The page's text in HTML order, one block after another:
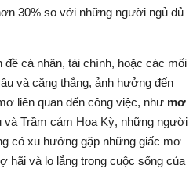
30% so với những người ngủ đủ
đề cá nhân, tài chính, hoặc các mối
và căng thẳng, ảnh hưởng đến
liên quan đến công việc, như mơ
và Trầm cảm Hoa Kỳ, những người
có xu hướng gặp những giấc mơ
hãi và lo lắng trong cuộc sống của